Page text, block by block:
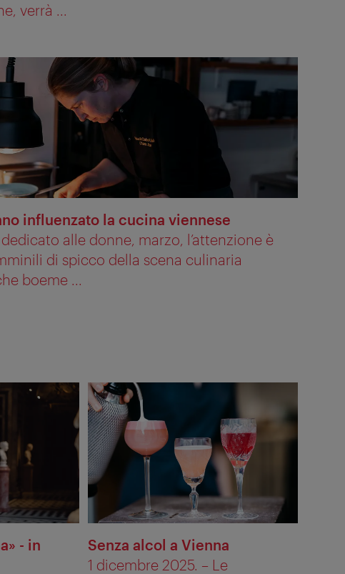
verrà ...
influenzato la cucina viennese
alle donne, marzo, l’attenzione è
di spicco della scena culinaria
boeme ...
- in
Senza alcol a Vienna
1 dicembre 2025. – Le